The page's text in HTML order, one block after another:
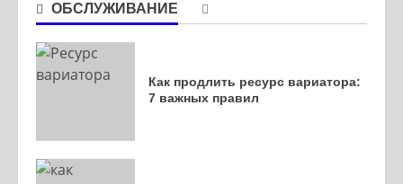
ОБСЛУЖИВАНИЕ
Как продлить ресурс вариатора:
7 важных правил